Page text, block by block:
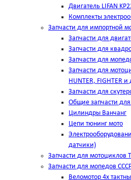
Двигатель LIFAN
Комплекты
Запчасти для импортной
Запчасти для
Запчасти для
Запчасти для
Запчасти для
HUNTER, FIGHTER и
Запчасти для
Общие запчасти
Цилиндры Ванчанг
Цепи тюнинг мото
датчики)
Запчасти для мотоциклов
Запчасти для мопедов
Веломотор 4х